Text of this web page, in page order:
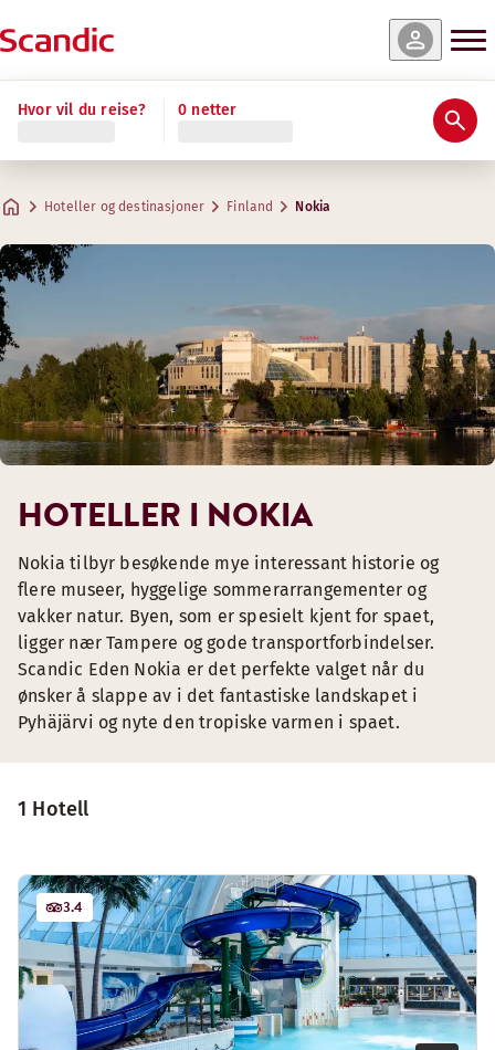
Hvor vil du reise? 0 netter
Hoteller og destinasjoner Finland Nokia
1 Hotell
3.4
HOTELLER I NOKIA
Nokia tilbyr besøkende mye interessant historie og
flere museer, hyggelige sommerarrangementer og
vakker natur. Byen, som er spesielt kjent for spaet,
ligger nær Tampere og gode transportforbindelser.
Scandic Eden Nokia er det perfekte valget når du
ønsker å slappe av i det fantastiske landskapet i
Pyhäjärvi og nyte den tropiske varmen i spaet.